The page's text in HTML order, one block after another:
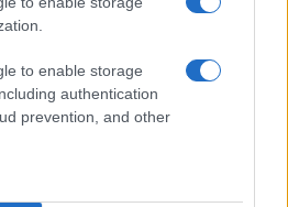
to enable storage
authentication
prevention, and other